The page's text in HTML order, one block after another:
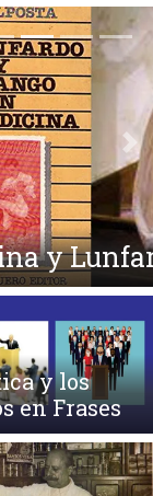
y los
en Frases